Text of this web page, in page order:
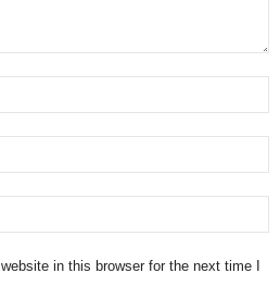
in this browser for the next time I